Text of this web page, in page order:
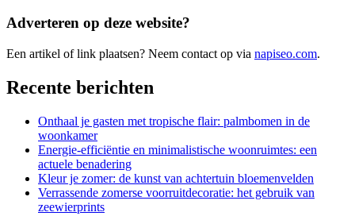
Adverteren op deze website?
Een artikel of link plaatsen? Neem contact op via napiseo.com.
Recente berichten
Onthaal je gasten met tropische flair: palmbomen in de
woonkamer
Energie-efficiëntie en minimalistische woonruimtes: een
actuele benadering
Kleur je zomer: de kunst van achtertuin bloemenvelden
Verrassende zomerse voorruitdecoratie: het gebruik van
zeewierprints